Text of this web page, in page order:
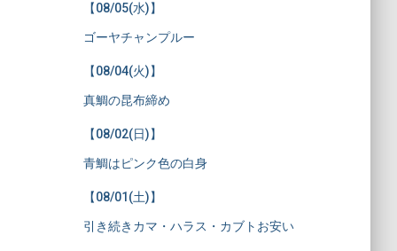
【08/05(水)】
ゴーヤチャンプルー
【08/04(火)】
真鯛の昆布締め
【08/02(日)】
青鯛はピンク色の白身
【08/01(土)】
引き続きカマ・ハラス・カブトお安い